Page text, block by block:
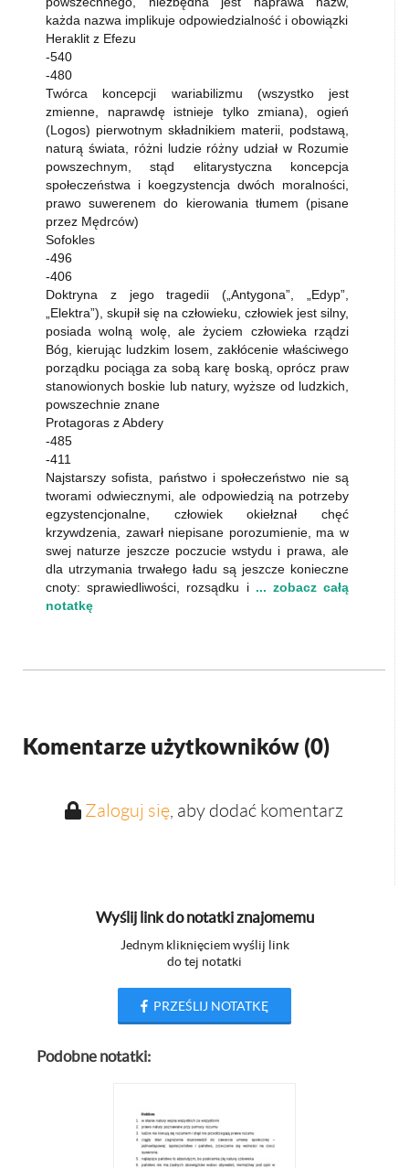
każda nazwa implikuje odpowiedzialność i obowiązki
Heraklit z Efezu
-540
-480
Twórca koncepcji wariabilizmu (wszystko jest
zmienne, naprawdę istnieje tylko zmiana), ogień
(Logos) pierwotnym składnikiem materii, podstawą,
naturą świata, różni ludzie różny udział w Rozumie
powszechnym, stąd elitarystyczna koncepcja
społeczeństwa i koegzystencja dwóch moralności,
prawo suwerenem do kierowania tłumem (pisane
przez Mędrców)
Sofokles
-496
-406
Doktryna z jego tragedii („Antygona”, „Edyp”,
„Elektra”), skupił się na człowieku, człowiek jest silny,
posiada wolną wolę, ale życiem człowieka rządzi
Bóg, kierując ludzkim losem, zakłócenie właściwego
porządku pociąga za sobą karę boską, oprócz praw
stanowionych boskie lub natury, wyższe od ludzkich,
powszechnie znane
Protagoras z Abdery
-485
-411
Najstarszy sofista, państwo i społeczeństwo nie są
tworami odwiecznymi, ale odpowiedzią na potrzeby
egzystencjonalne, człowiek okiełznał chęć
krzywdzenia, zawarł niepisane porozumienie, ma w
swej naturze jeszcze poczucie wstydu i prawa, ale
dla utrzymania trwałego ładu są jeszcze konieczne
cnoty: sprawiedliwości, rozsądku i ... zobacz całą
notatkę
Komentarze użytkowników (0)
Zaloguj się, aby dodać komentarz
Wyślij link do notatki znajomemu
Jednym kliknięciem wyślij link
do tej notatki
PRZEŚLIJ NOTATKĘ
Podobne notatki: